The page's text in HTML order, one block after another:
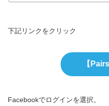
下記リンクをクリック
【
Facebookでログインを選択。